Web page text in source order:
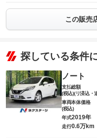
この販売
探している条件
ノート
支払総額
(税込)(リ済込・
車両本体価格
(税込)
年式2019年
走行0.6万km